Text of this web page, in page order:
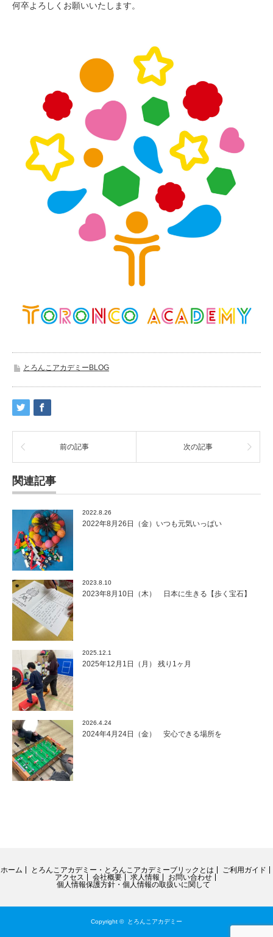
何卒よろしくお願いいたします。
とろんこアカデミーBLOG
前の記事 次の記事
関連記事
2022.8.26
2022年8月26日（金）いつも元気いっぱい
2023.8.10
2023年8月10日（木） 日本に生きる【歩く宝石】
2025.12.1
2025年12月1日（月） 残り1ヶ月
2026.4.24
2024年4月24日（金） 安心できる場所を
ホーム とろんこアカデミー・とろんこアカデミーブリックとは
ご利用ガイド
アクセス
会社概要 求人情報
お問い合わせ
個人情報保護方針・個人情報の取扱いに関して
Copyright © とろんこアカデミー